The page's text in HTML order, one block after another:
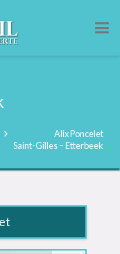
Alix Poncelet
Saint-Gilles – Etterbeek